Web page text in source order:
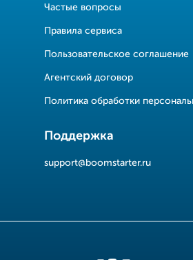
Частые вопросы
Правила сервиса
Пользовательское соглашение
Агентский договор
Политика обработки
Поддержка
support@boomstarter.ru